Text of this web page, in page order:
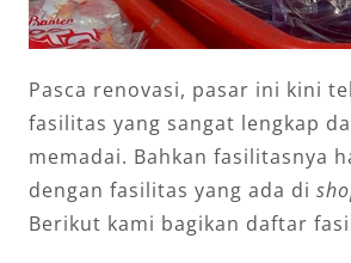
Pasca renovasi, pasar ini kini
fasilitas yang sangat lengkap
memadai. Bahkan fasilitasnya
dengan fasilitas yang ada di
Berikut kami bagikan daftar